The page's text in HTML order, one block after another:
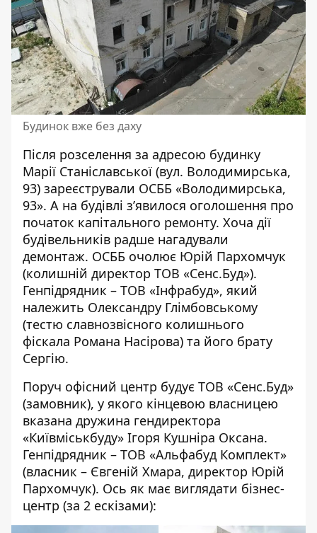
Будинок вже без даху
Після розселення за адресою будинку
Марії Станіславської (вул. Володимирська,
93) зареєстрували ОСББ «Володимирська,
93». А на будівлі зʼявилося оголошення про
початок капітального ремонту. Хоча дії
будівельників радше нагадували
демонтаж. ОСББ очолює Юрій Пархомчук
(колишній директор ТОВ «Сенс.Буд»).
Генпідрядник – ТОВ «Інфрабуд», який
належить Олександру Глімбовському
(тестю славнозвісного колишнього
фіскала Романа Насірова) та його брату
Сергію.
Поруч офісний центр будує ТОВ «Сенс.Буд»
(замовник), у якого кінцевою власницею
вказана дружина гендиректора
«Київміськбуду» Ігоря Кушніра Оксана.
Генпідрядник – ТОВ «Альфабуд Комплект»
(власник – Євгеній Хмара, директор Юрій
Пархомчук). Ось як має виглядати бізнес-
центр (за 2 ескізами):